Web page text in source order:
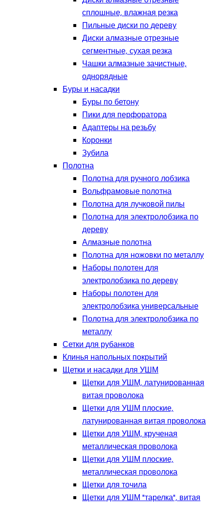
сплошные, влажная резка
Пильные диски по дереву
Диски алмазные отрезные
сегментные, сухая резка
Чашки алмазные зачистные,
однорядные
Буры и насадки
Буры по бетону
Пики для перфоратора
Адаптеры на резьбу
Коронки
Зубила
Полотна
Полотна для ручного лобзика
Вольфрамовые полотна
Полотна для лучковой пилы
Полотна для электролобзика по
дереву
Алмазные полотна
Полотна для ножовки по металлу
Наборы полотен для
электролобзика по дереву
Наборы полотен для
электролобзика универсальные
Полотна для электролобзика по
металлу
Сетки для рубанков
Клинья напольных покрытий
Щетки и насадки для УШМ
Щетки для УШМ, латунированная
витая проволока
Щетки для УШМ плоские,
латунированная витая проволока
Щетки для УШМ, крученая
металлическая проволока
Щетки для УШМ плоские,
металлическая проволока
Щетки для точила
Щетки для УШМ "тарелка", витая